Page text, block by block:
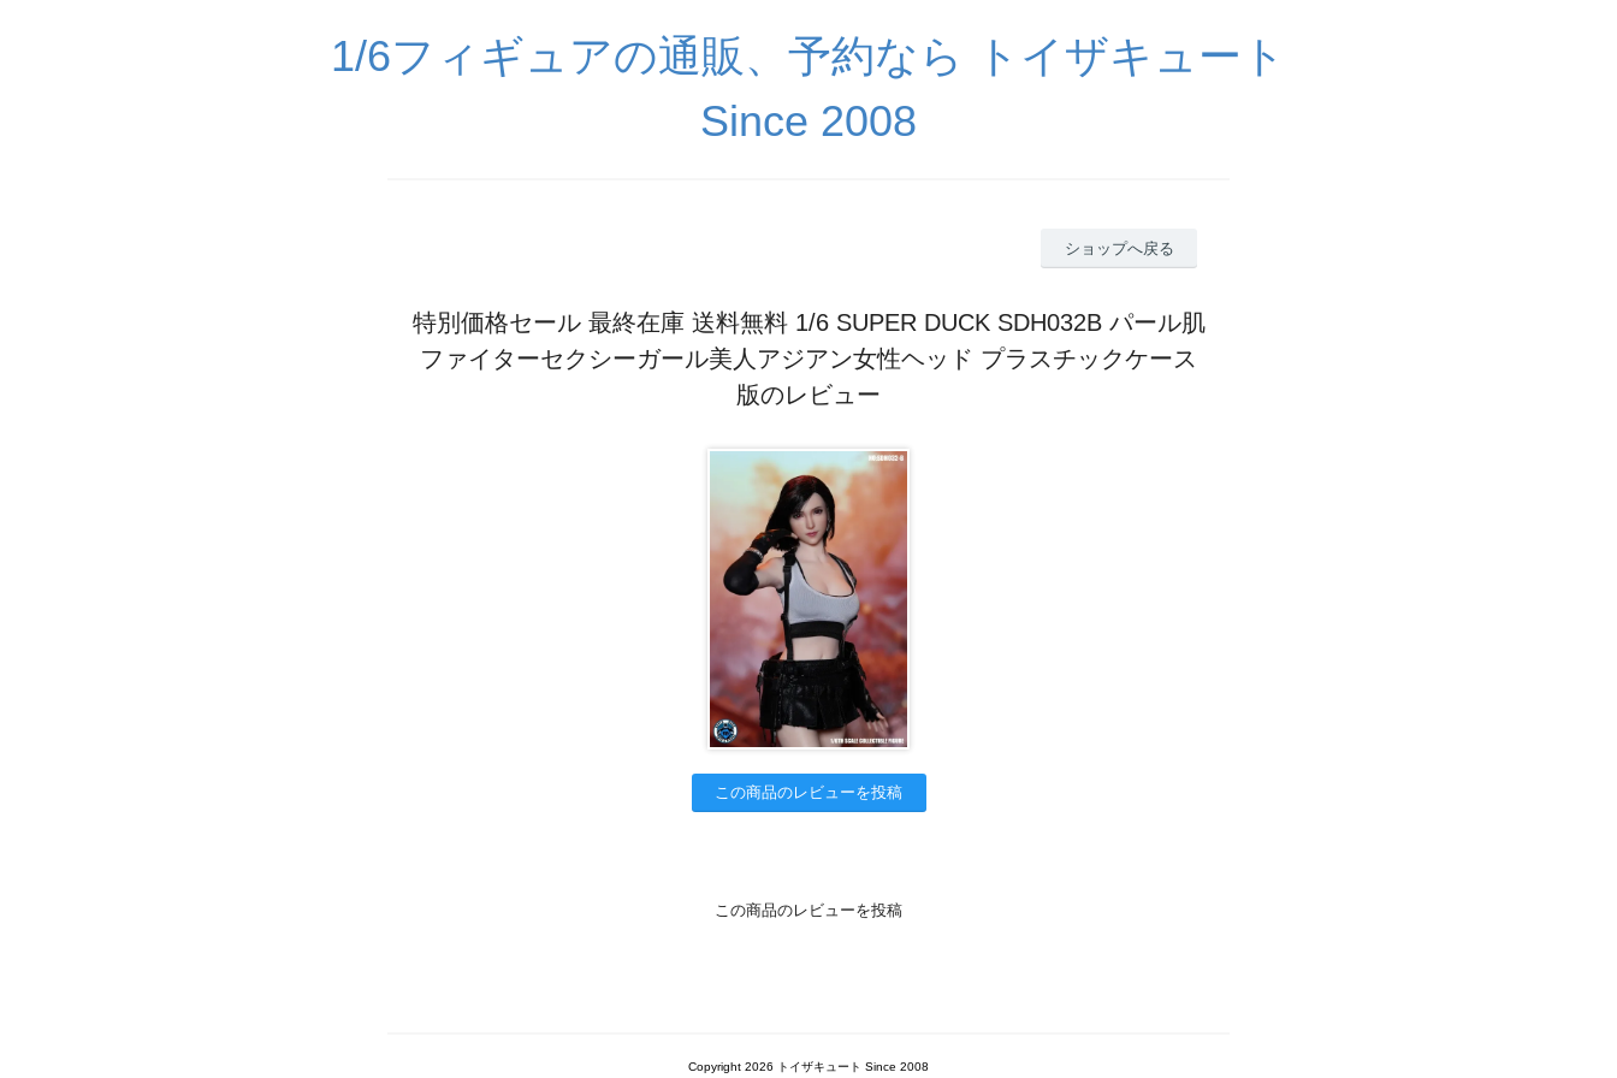
1/6フィギュアの通販、予約なら トイザキュート
Since 2008
ショップへ戻る
特別価格セール 最終在庫 送料無料 1/6 SUPER DUCK SDH032B パール肌
ファイターセクシーガール美人アジアン女性ヘッド プラスチックケース
版のレビュー
この商品のレビューを投稿
この商品のレビューを投稿
Copyright 2026 トイザキュート Since 2008